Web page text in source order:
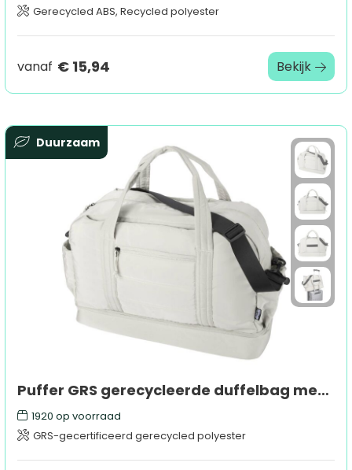
Gerecycled ABS, Recycled polyester
vanaf € 15,94 Bekijk
Duurzaam
Puffer GRS gerecycleerde duffelbag met geïsoleerde bodem 30L
1920 op voorraad
GRS-gecertificeerd gerecycled polyester